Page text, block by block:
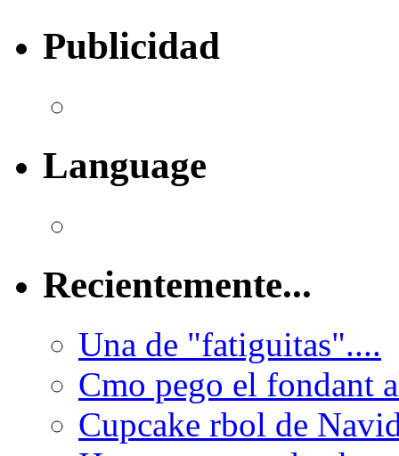
Publicidad
Language
Recientemente...
Una de "fatiguitas"....
Cmo pego el fondant
Cupcake rbol de